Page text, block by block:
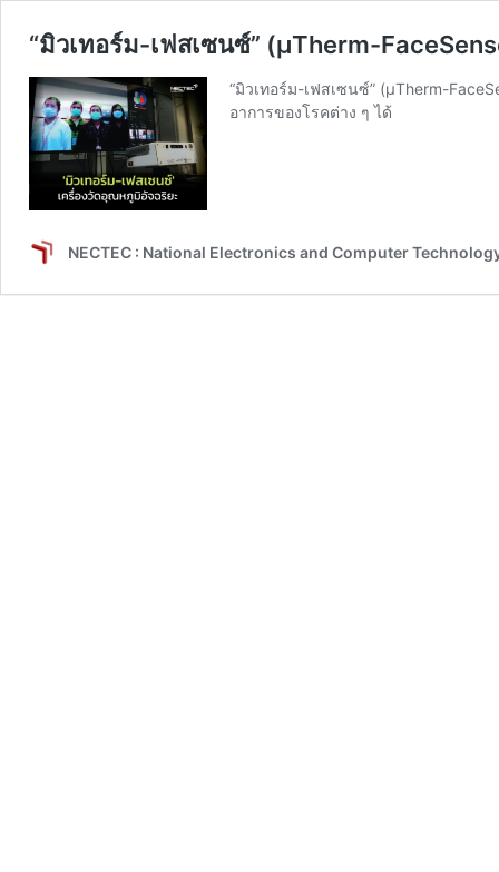
“มิวเทอร์ม-เฟสเซนซ์” (μTherm-
“มิวเทอร์ม-เฟสเซนซ์” (μTherm-
อาการของโรคต่าง ๆ ได้
NECTEC : National Electronics and Computer